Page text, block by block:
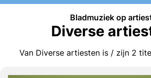
Bladmuziek op
Diverse
Van Diverse artiesten is / zijn 2